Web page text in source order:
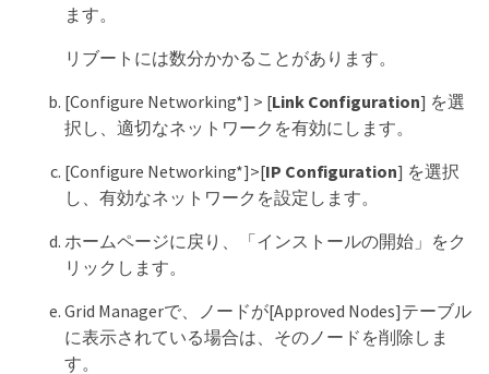
ます。
リブートには数分かかることがあります。
[Configure Networking*] > [Link Configuration] を選
択し、適切なネットワークを有効にします。
[Configure Networking*]>[IP Configuration] を選択
し、有効なネットワークを設定します。
ホームページに戻り、「インストールの開始」をク
リックします。
Grid Managerで、ノードが[Approved Nodes]テーブル
に表示されている場合は、そのノードを削除しま
す。